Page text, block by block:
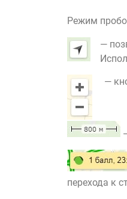
Режим
—
—
перехода к